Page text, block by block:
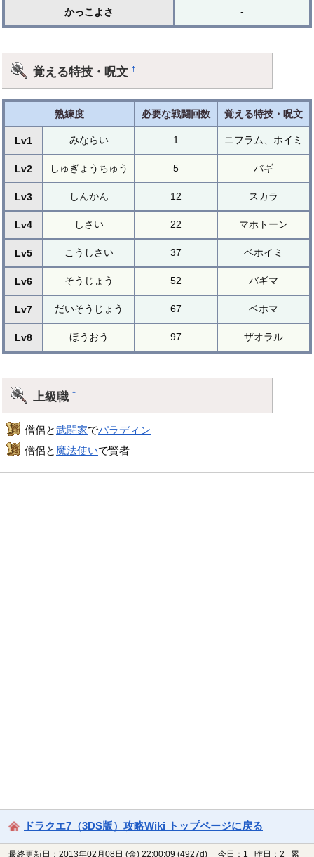
かっこよさ -
覚える特技・呪文†
熟練度 必要な戦闘回数 覚える特技・呪文
Lv1 みならい 1 ニフラム、ホイミ
Lv2 しゅぎょうちゅう 5 バギ
Lv3 しんかん 12 スカラ
Lv4 しさい 22 マホトーン
Lv5 こうしさい 37 ベホイミ
Lv6 そうじょう 52 バギマ
Lv7 だいそうじょう 67 ベホマ
Lv8 ほうおう 97 ザオラル
上級職†
僧侶と武闘家でパラディン
僧侶と 魔法使いで賢者
ドラクエ7（3DS版）攻略Wiki トップページに戻る
最終更新日：2013年02月08日 (金) 22:00:09 (4927d) 今日：1 昨日：2 累